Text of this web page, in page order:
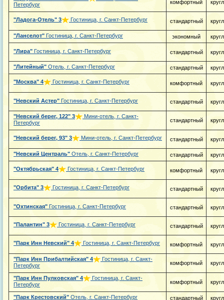
Петербург
комфортный
"Ладога-Отель" 3 Гостиница, г. Санкт-Петербург стандартный
"Ланселот" Гостиница, г. Санкт-Петербург экономный
"Лира" Гостиница, г. Санкт-Петербург стандартный
"Литейный" Отель, г. Санкт-Петербург стандартный
"Москва" 4 Гостиница, г. Санкт-Петербург комфортный
"Невский Астер" Гостиница, г. Санкт-Петербург стандартный
"Невский берег, 122" 3
Мини-отель, г. Санкт-
Петербург
стандартный
"Невский берег, 93" 3 Мини-отель, г. Санкт-Петербург стандартный
"Невский Централь" Отель, г. Санкт-Петербург стандартный
"Октябрьская" 4 Гостиница, г. Санкт-Петербург комфортный
"Орбита" 3 Гостиница, г. Санкт-Петербург стандартный
"Охтинская" Гостиница, г. Санкт-Петербург стандартный
"Палантин" 3 Гостиница, г. Санкт-Петербург стандартный
"Парк Инн Невский" 4 Гостиница, г. Санкт-Петербург комфортный
"Парк Инн Прибалтийская" 4
Гостиница, г. Санкт-
Петербург
комфортный
"Парк Инн Пулковская" 4
Гостиница, г. Санкт-
Петербург
комфортный
"Парк Крестовский" Отель, г. Санкт-Петербург стандартный